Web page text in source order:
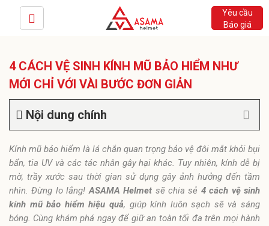
Yêu cầu
Báo giá
4 CÁCH VỆ SINH KÍNH MŨ BẢO HIỂM NHƯ
MỚI CHỈ VỚI VÀI BƯỚC ĐƠN GIẢN
Nội dung chính
Kính mũ bảo hiểm là lá chắn quan trọng bảo vệ đôi mắt khỏi bụi
bẩn, tia UV và các tác nhân gây hại khác. Tuy nhiên, kính dễ bị
mờ, trầy xước sau thời gian sử dụng gây ảnh hưởng đến tầm
nhìn. Đừng lo lắng!ASAMA Helmet sẽ chia sẻ 4 cách vệ sinh
kính mũ bảo hiểm hiệu quả, giúp kính luôn sạch sẽ và sáng
bóng. Cùng khám phá ngay để giữ an toàn tối đa trên mọi hành